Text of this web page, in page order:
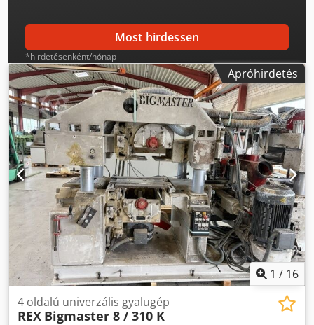
egyeztetés alapján lehetséges.
Most hirdessen
*hirdetésenként/hónap
Apróhirdetés
1 / 16
4 oldalú univerzális gyalugép
REX Bigmaster 8 / 310 K